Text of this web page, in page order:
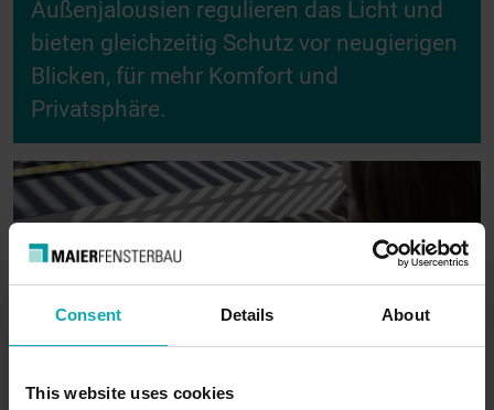
Consent Details About
This website uses cookies
Außenjalousien regulieren das Licht und
bieten gleichzeitig Schutz vor neugierigen
Blicken, für mehr Komfort und
Privatsphäre.